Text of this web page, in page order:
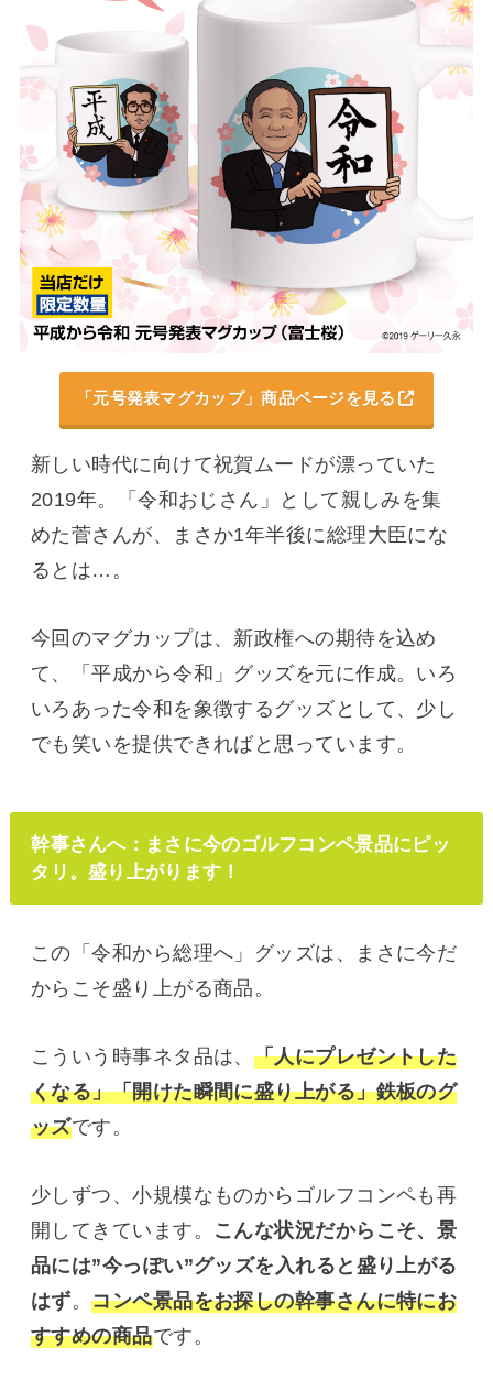
「元号発表マグカップ」商品ページを見る
新しい時代に向けて祝賀ムードが漂っていた
2019年。「令和おじさん」として親しみを集
めた菅さんが、まさか1年半後に総理大臣にな
るとは…。
今回のマグカップは、新政権への期待を込め
て、「平成から令和」グッズを元に作成。いろ
いろあった令和を象徴するグッズとして、少し
でも笑いを提供できればと思っています。
幹事さんへ：まさに今のゴルフコンペ景品にピッ
タリ。盛り上がります！
この「令和から総理へ」グッズは、まさに今だ
からこそ盛り上がる商品。
こういう時事ネタ品は、 「人にプレゼントした
くなる」「開けた瞬間に盛り上がる」鉄板のグ
ッズです。
少しずつ、小規模なものからゴルフコンペも再
開してきています。
こんな状況だからこそ、景
品には”今っぽい”グッズを入れると盛り上がる
はず。コンペ景品をお探しの幹事さんに特にお
すすめの商品です。